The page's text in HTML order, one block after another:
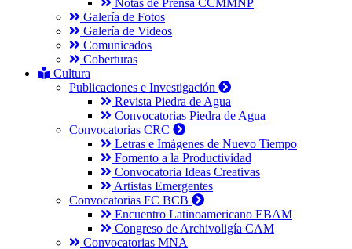
Notas de Prensa CCMMNP
Galería de Fotos
Galería de Videos
Comunicados
Coberturas
Cultura
Publicaciones e Investigación
Revista Piedra de Agua
Convocatorias Piedra de Agua
Convocatorias CRC
Letras e Imágenes de Nuevo Tiempo
Fomento a la Productividad
Convocatoria Ideas Creativas
Artistas Emergentes
Convocatorias FC BCB
Encuentro Latinoamericano EBAM
Congreso de Archivoligía CAM
Convocatorias MNA